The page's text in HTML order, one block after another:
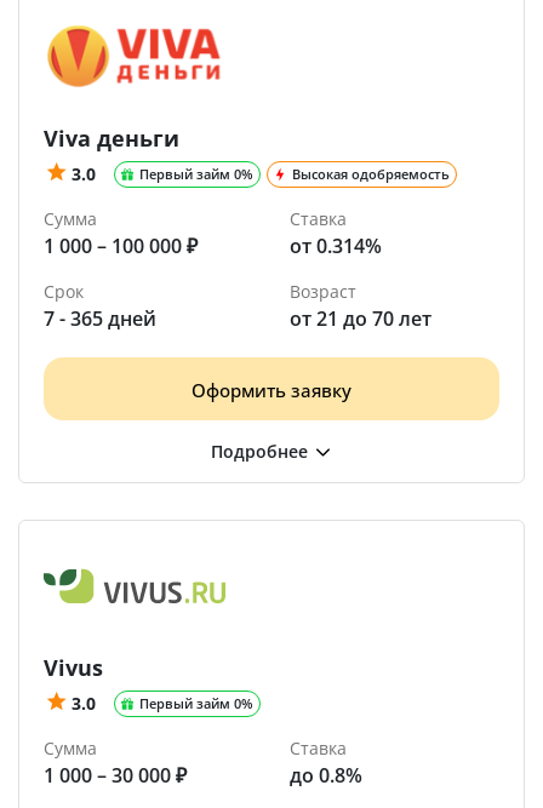
Viva деньги
3.0 Первый займ 0% Высокая одобряемость
Сумма
1 000 – 100 000 ₽
Ставка
от 0.314%
Срок
7 - 365 дней
Возраст
от 21 до 70 лет
Оформить заявку
Vivus
3.0 Первый займ 0%
Сумма
1 000 – 30 000 ₽
Ставка
до 0.8%